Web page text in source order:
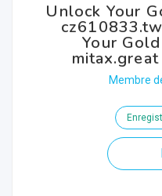
Unlock Your
Your
Membre